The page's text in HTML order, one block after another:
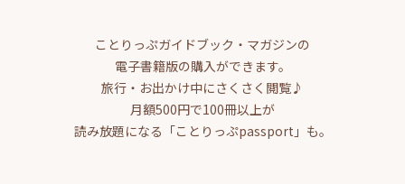
ことりっぷガイドブック・マガジンの
電子書籍版の購入ができます。
旅行・お出かけ中にさくさく閲覧♪
月額500円で100冊以上が
読み放題になる「ことりっぷpassport」も。